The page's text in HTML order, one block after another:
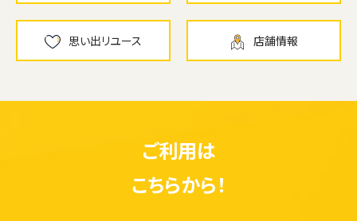
思い出リユース 店舗情報
ご利用は
こちらから！